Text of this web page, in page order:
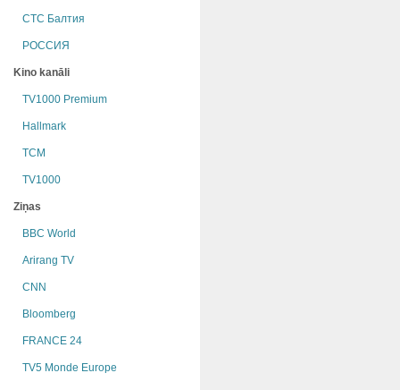
СТС Балтия
РОССИЯ
Kino kanāli
TV1000 Premium
Hallmark
TCM
TV1000
Ziņas
BBC World
Arirang TV
CNN
Bloomberg
FRANCE 24
TV5 Monde Europe